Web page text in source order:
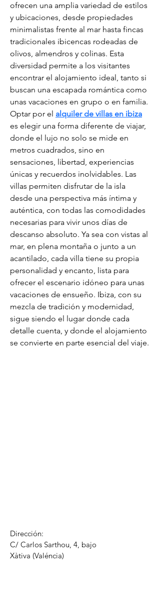
ofrecen una amplia variedad de estilos
y ubicaciones, desde propiedades
minimalistas frente al mar hasta fincas
tradicionales ibicencas rodeadas de
olivos, almendros y colinas. Esta
diversidad permite a los visitantes
encontrar el alojamiento ideal, tanto si
buscan una escapada romántica como
unas vacaciones en grupo o en familia.
Optar por el alquiler de villas en ibiza
es elegir una forma diferente de viajar,
donde el lujo no solo se mide en
metros cuadrados, sino en
sensaciones, libertad, experiencias
únicas y recuerdos inolvidables. Las
villas permiten disfrutar de la isla
desde una perspectiva más íntima y
auténtica, con todas las comodidades
necesarias para vivir unos días de
descanso absoluto. Ya sea con vistas al
mar, en plena montaña o junto a un
acantilado, cada villa tiene su propia
personalidad y encanto, lista para
ofrecer el escenario idóneo para unas
vacaciones de ensueño. Ibiza, con su
mezcla de tradición y modernidad,
sigue siendo el lugar donde cada
detalle cuenta, y donde el alojamiento
se convierte en parte esencial del viaje.
Dirección:
C/ Carlos Sarthou, 4, bajo
​Xàtiva (Valéncia)